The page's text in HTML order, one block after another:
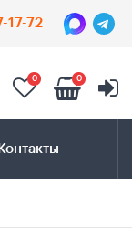
17-72
0 0
Контакты